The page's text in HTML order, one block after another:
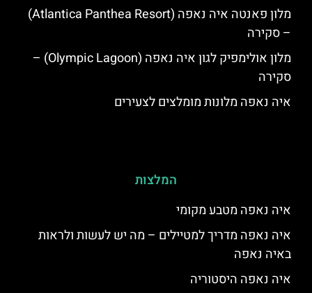
מלון פאנטה איה נאפה (Atlantica Panthea Resort)
– סקירה
מלון אולימפיק לגון איה נאפה (Olympic Lagoon) –
סקירה
איה נאפה מלונות מומלצים לצעירים
המלצות
איה נאפה מטבע מקומי
איה נאפה מדריך למטיילים – מה יש לעשות ולראות
באיה נאפה
איה נאפה היסטוריה